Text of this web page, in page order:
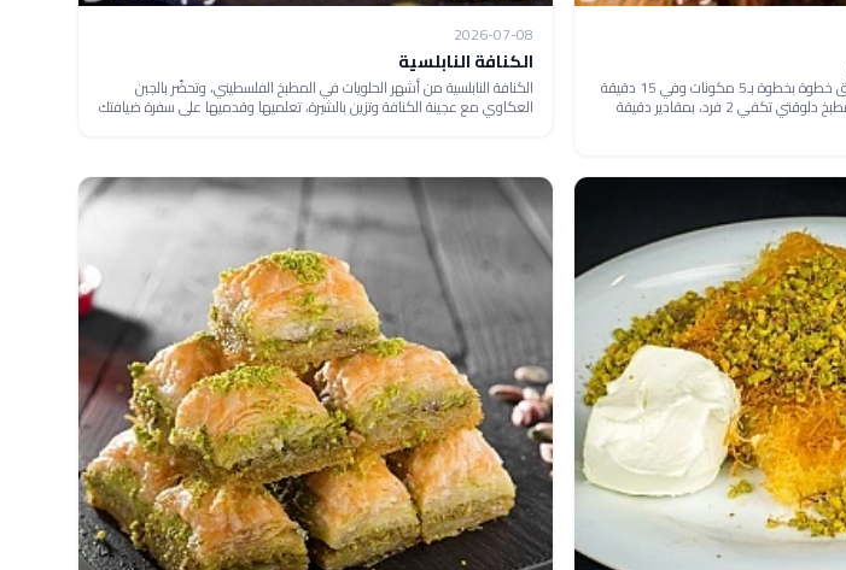
طريقة عمل أساور الكنافة بالفستق خطوة بخطوة بـ5 مكونات وفي 15 دقيقة
فقط. وصفة سهلة ومجرّبة من مطبخ دلوقتي تكفي 2 فرد، بمقادير دقيقة
2026-07-08
الكنافة النابلسية
الكنافة النابلسية من أشهر الحلويات في المطبخ الفلسطيني، وتحضّر بالجبن
العكاوي مع عجينة الكنافة وتزين بالشيرة، تعلميها وقدميها على سفرة ضيافتك